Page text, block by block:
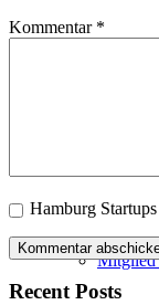
Mitglied
Kommentar *
Hamburg
Recent Posts